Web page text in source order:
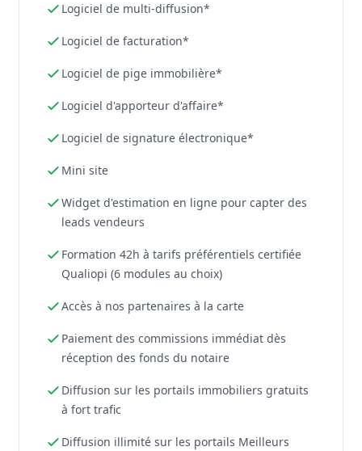
Logiciel de multi-diffusion*
Logiciel de facturation*
Logiciel de pige immobilière*
Logiciel d'apporteur d'affaire*
Logiciel de signature électronique*
Mini site
Widget d'estimation en ligne pour capter des
leads vendeurs
Formation 42h à tarifs préférentiels certifiée
Qualiopi (6 modules au choix)
Accès à nos partenaires à la carte
Paiement des commissions immédiat dès
réception des fonds du notaire
Diffusion sur les portails immobiliers gratuits
à fort trafic
Diffusion illimité sur les portails Meilleurs